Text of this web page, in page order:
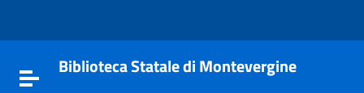
Toggle navigation
Biblioteca Statale di Montevergine